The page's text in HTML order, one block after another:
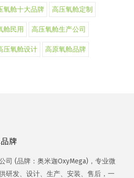
氧舱十大品牌 高压氧舱定制
舱民用 高压氧舱生产公司
压氧舱设计 高原氧舱品牌
牌
司 (品牌：奥米迦OxyMega)，专业微
研发、设计、生产、安装、售后，一